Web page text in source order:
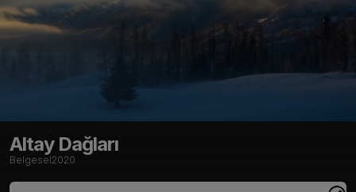
Altay Dağları
Belgesel2020